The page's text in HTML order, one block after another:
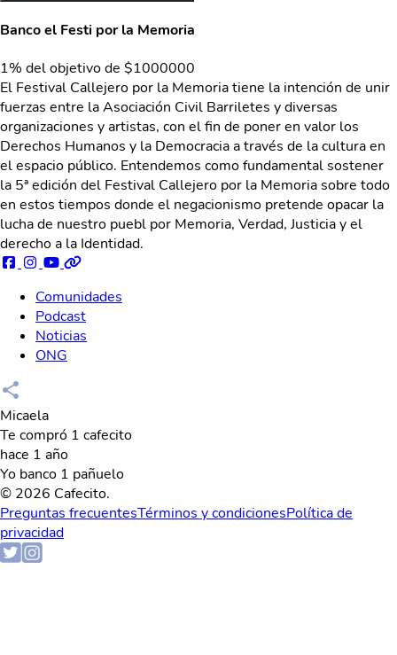
Banco el Festi por la Memoria
1% del objetivo de $1000000
El Festival Callejero por la Memoria tiene la intención de unir
fuerzas entre la Asociación Civil Barriletes y diversas
organizaciones y artistas, con el fin de poner en valor los
Derechos Humanos y la Democracia a través de la cultura en
el espacio público. Entendemos como fundamental sostener
la 5ª edición del Festival Callejero por la Memoria sobre todo
en estos tiempos donde el negacionismo pretende opacar la
lucha de nuestro puebl por Memoria, Verdad, Justicia y el
derecho a la Identidad.
Comunidades
Podcast
Noticias
ONG
Micaela
Te compró 1 cafecito
hace 1 año
Yo banco 1 pañuelo
© 2026 Cafecito.
Preguntas frecuentesTérminos y condicionesPolítica de
privacidad